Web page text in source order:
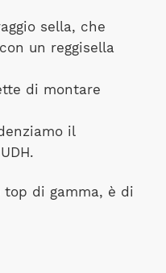
sella, che
un reggisella
di montare
il
top di gamma, è di